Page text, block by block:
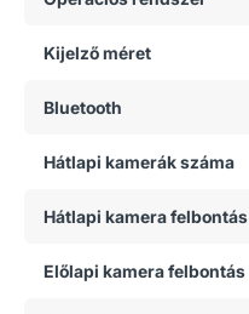
Kijelző méret
Bluetooth
Hátlapi kamerák száma
Hátlapi kamera felbontás
Előlapi kamera felbontás